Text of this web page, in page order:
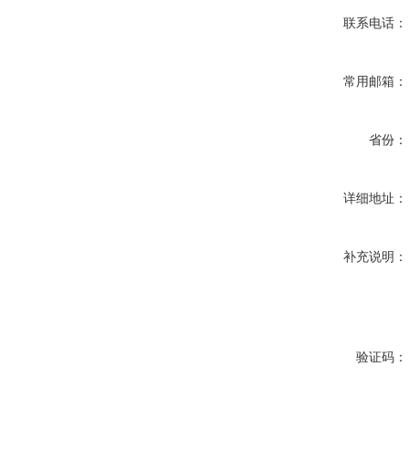
联系电话：
常用邮箱：
省份：
详细地址：
补充说明：
验证码：